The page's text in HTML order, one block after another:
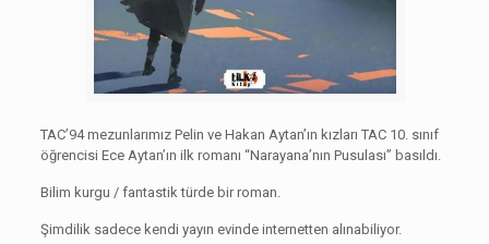
TAC’94 mezunlarımız Pelin ve Hakan Aytan’ın kızları TAC 10. sınıf
öğrencisi Ece Aytan’ın ilk romanı “Narayana’nın Pusulası” basıldı.
Bilim kurgu / fantastik türde bir roman.
Şimdilik sadece kendi yayın evinde internetten alınabiliyor.